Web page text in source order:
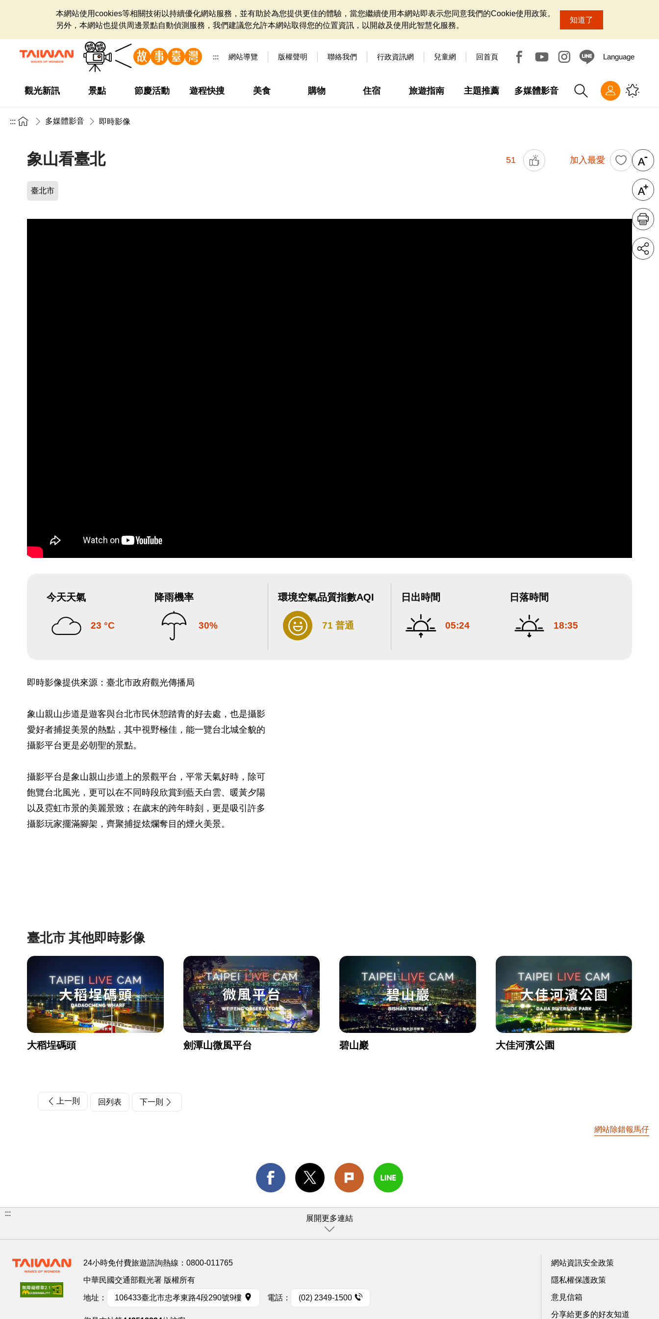
本網站使用cookies等相關技術以持續優化網站服務，並有助於為您提供更佳的體驗，當您繼續使用本網站即表示您同意我們的Cookie使用政策。
另外，本網站也提供周邊景點自動偵測服務，我們建議您允許本網站取得您的位置資訊，以開啟及使用此智慧化服務。
知道了
::: 網站導覽 版權聲明 聯絡我們 行政資訊網 兒童網 回首頁 Language
觀光新訊 景點 節慶活動 遊程快搜 美食 購物 住宿 旅遊指南 主題推薦 多媒體影音
::: 多媒體影音 即時影像
象山看臺北 51 加入最愛
臺北市
今天天氣
23 °C
降雨機率
30%
環境空氣品質指數AQI
71 普通
日出時間
05:24
日落時間
18:35
即時影像提供來源：臺北市政府觀光傳播局
象山親山步道是遊客與台北市民休憩踏青的好去處，也是攝影
愛好者捕捉美景的熱點，其中視野極佳，能一覽台北城全貌的
攝影平台更是必朝聖的景點。
攝影平台是象山親山步道上的景觀平台，平常天氣好時，除可
飽覽台北風光，更可以在不同時段欣賞到藍天白雲、暖黃夕陽
以及霓虹市景的美麗景致；在歲末的跨年時刻，更是吸引許多
攝影玩家擺滿腳架，齊聚捕捉炫爛奪目的煙火美景。
臺北市 其他即時影像
大稻埕碼頭 劍潭山微風平台 碧山巖 大佳河濱公園
上一則 回列表 下一則
網站除錯報馬仔
:::
展開更多連結
24小時免付費旅遊諮詢熱線： 0800-011765
中華民國交通部觀光署 版權所有
地址： 106433臺北市忠孝東路4段290號9樓 電話： (02) 2349-1500
網站資訊安全政策
隱私權保護政策
意見信箱
分享給更多的好友知道